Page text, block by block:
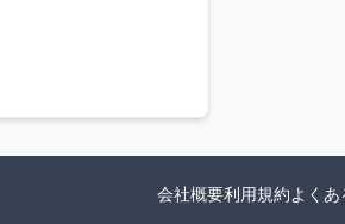
会社概要利用規約よくあ